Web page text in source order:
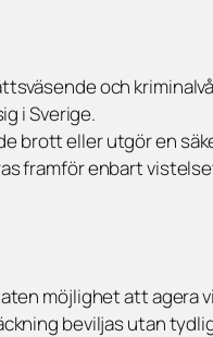
och
i Sverige.
brott eller utgör en
framför enbart
möjlighet att
beviljas utan